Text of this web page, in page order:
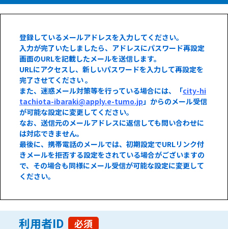
登録しているメールアドレスを入力してください。
入力が完了いたしましたら、アドレスにパスワード再設定
画面のURLを記載したメールを送信します。
URLにアクセスし、新しいパスワードを入力して再設定を
完了させてください 。
また、迷惑メール対策等を行っている場合には、「city-hi
tachiota-ibaraki@apply.e-tumo.jp」からのメール受信
が可能な設定に変更してください。
なお、送信元のメールアドレスに返信しても問い合わせに
は対応できません。
最後に、携帯電話のメールでは、初期設定でURLリンク付
きメールを拒否する設定をされている場合がございますの
で、その場合も同様にメール受信が可能な設定に変更して
ください。
利用者ID 必須